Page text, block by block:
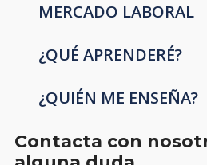
MERCADO LABORAL
¿QUÉ APRENDERÉ?
¿QUIÉN ME ENSEÑA?
Contacta con